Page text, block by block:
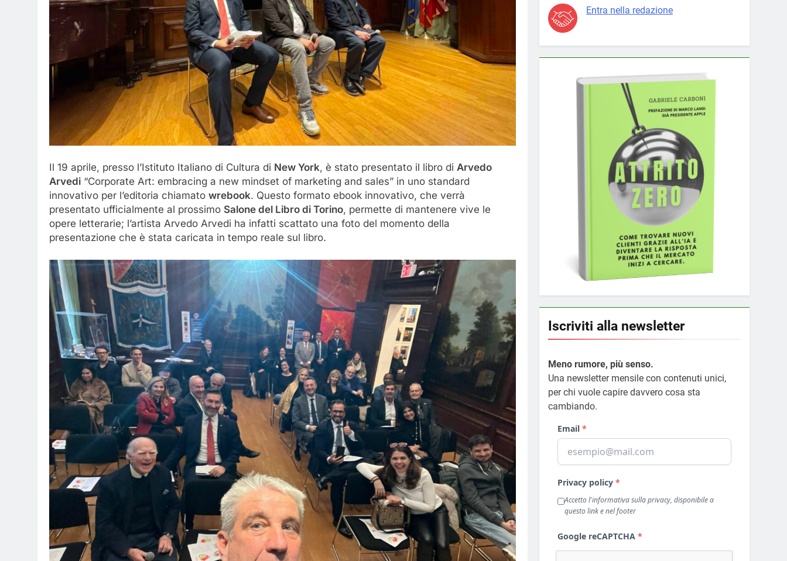
Il 19 aprile, presso l’Istituto Italiano di Cultura di New York, è stato presentato il libro di Arvedo
Arvedi “Corporate Art: embracing a new mindset of marketing and sales” in uno standard
innovativo per l’editoria chiamato wrebook. Questo formato ebook innovativo, che verrà
presentato ufficialmente al prossimo Salone del Libro di Torino, permette di mantenere vive le
opere letterarie; l’artista Arvedo Arvedi ha infatti scattato una foto del momento della
presentazione che è stata caricata in tempo reale sul libro.
Entra nella redazione
Iscriviti alla newsletter
Meno rumore, più senso.
Una newsletter mensile con contenuti unici,
per chi vuole capire davvero cosa sta
cambiando.